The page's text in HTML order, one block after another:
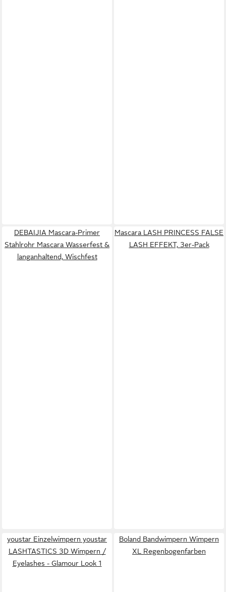
DEBAIJIA Mascara-Primer
Stahlrohr Mascara Wasserfest &
langanhaltend, Wischfest
Mascara LASH PRINCESS FALSE
LASH EFFEKT, 3er-Pack
youstar Einzelwimpern youstar
LASHTASTICS 3D Wimpern /
Eyelashes - Glamour Look 1
Boland Bandwimpern Wimpern
XL Regenbogenfarben